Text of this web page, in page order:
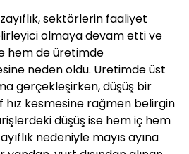
sektörlerin faaliyet
olmaya devam etti ve
hem de üretimde
neden oldu. Üretimde üst
gerçekleşirken, düşüş bir
kesmesine rağmen belirgin
düşüş ise hem iç hem
nedeniyle mayıs ayına